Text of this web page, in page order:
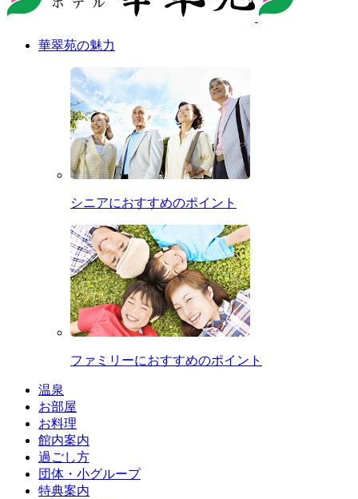
華翠苑の魅力
シニアにおすすめのポイント
ファミリーにおすすめのポイント
温泉
お部屋
お料理
館内案内
過ごし方
団体・小グループ
特典案内